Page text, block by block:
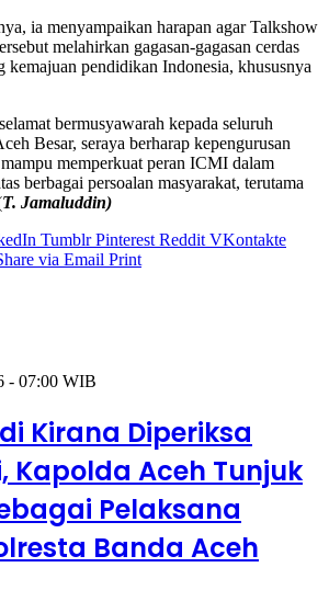
ia menyampaikan harapan agar Talkshow
melahirkan gagasan-gagasan cerdas
kemajuan pendidikan Indonesia, khususnya
bermusyawarah kepada seluruh
Besar, seraya berharap kepengurusan
memperkuat peran ICMI dalam
berbagai persoalan masyarakat, terutama
T. Jamaluddin)
Tumblr Pinterest Reddit VKontakte
via Email Print
- 07:00 WIB
Kirana Diperiksa
Kapolda Aceh Tunjuk
Pelaksana
Banda Aceh